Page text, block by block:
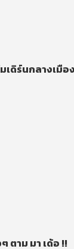
เดิร์นกลางเมื
ตาม มา เด้อ !!